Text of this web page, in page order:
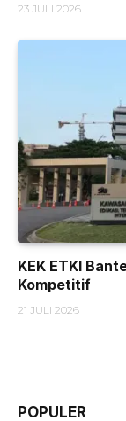
23 JULI 2026
KEK ETKI
Kompetitif
21 JULI 2026
POPULER